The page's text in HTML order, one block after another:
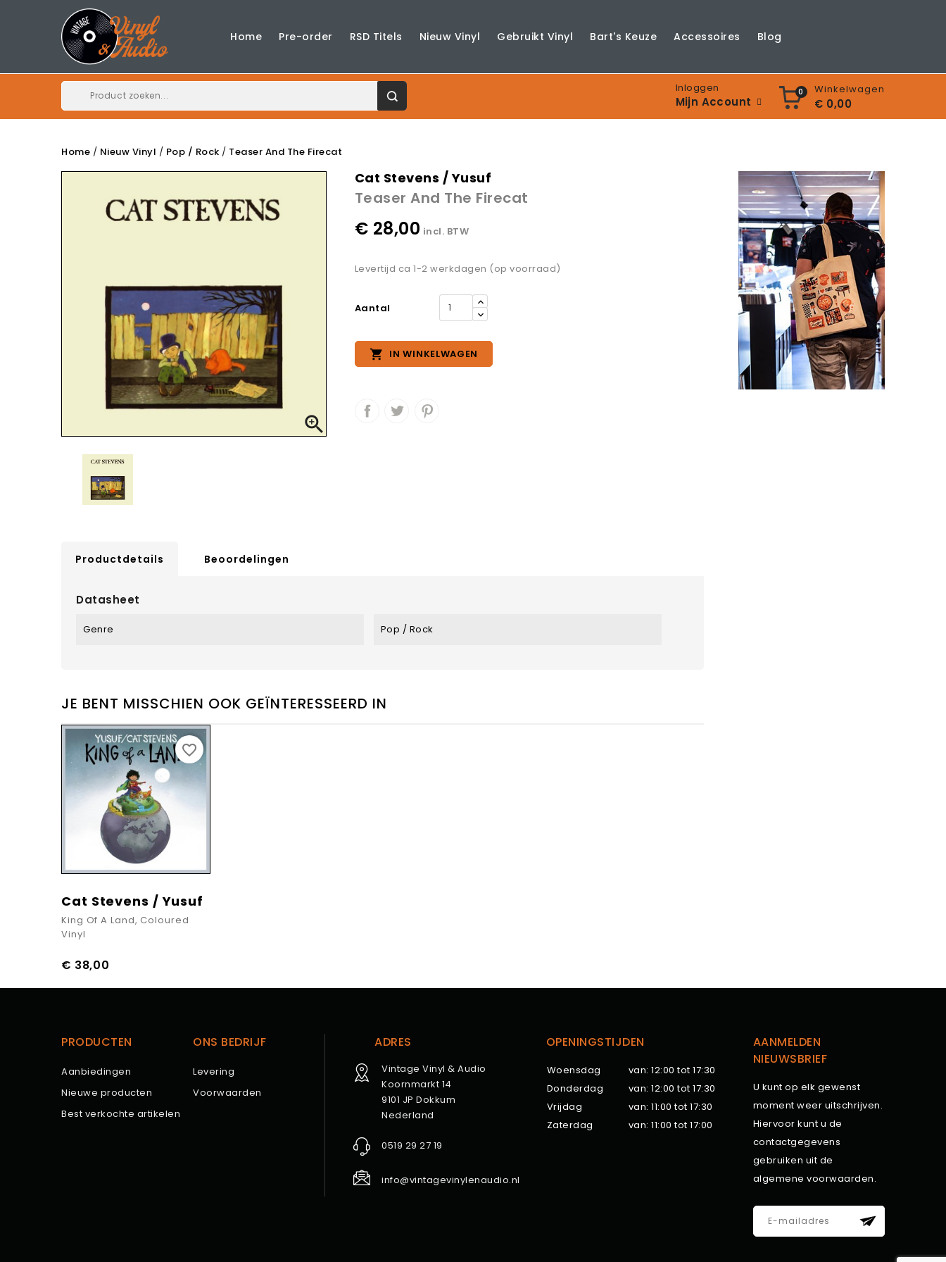
Home Pre-order RSD Titels Nieuw Vinyl Gebruikt Vinyl Bart's Keuze Accessoires Blog
0 Winkelwagen
€ 0,00
Inloggen
Mijn Account
Home Nieuw Vinyl Pop / Rock Teaser And The Firecat

Cat Stevens / Yusuf
Teaser And The Firecat
€ 28,00 incl. BTW
Levertijd ca 1-2 werkdagen (op voorraad)
Aantal
 IN WINKELWAGEN
Productdetails Beoordelingen
Datasheet
Genre Pop / Rock
JE BENT MISSCHIEN OOK GEÏNTERESSEERD IN
favorite_border
Cat Stevens / Yusuf
King Of A Land, Coloured
Vinyl
Prijs
€ 38,00
PRODUCTEN
Aanbiedingen
Nieuwe producten
Best verkochte artikelen
ONS BEDRIJF
Levering
Voorwaarden
ADRES
Vintage Vinyl & Audio
Koornmarkt 14
9101 JP Dokkum
Nederland
0519 29 27 19
info@vintagevinylenaudio.nl
OPENINGSTIJDEN
Woensdag
van: 12:00 tot 17:30
Donderdag
van: 12:00 tot 17:30
Vrijdag
van: 11:00 tot 17:30
Zaterdag
van: 11:00 tot 17:00
AANMELDEN
NIEUWSBRIEF
U kunt op elk gewenst
moment weer uitschrijven.
Hiervoor kunt u de
contactgegevens
gebruiken uit de
algemene voorwaarden.